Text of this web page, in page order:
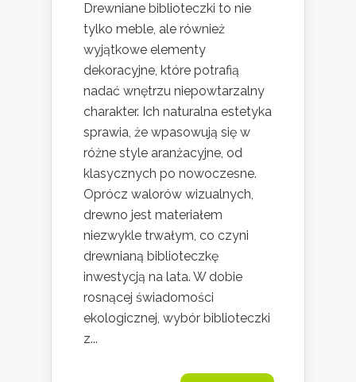
Drewniane biblioteczki to nie
tylko meble, ale również
wyjątkowe elementy
dekoracyjne, które potrafią
nadać wnętrzu niepowtarzalny
charakter. Ich naturalna estetyka
sprawia, że wpasowują się w
różne style aranżacyjne, od
klasycznych po nowoczesne.
Oprócz walorów wizualnych,
drewno jest materiałem
niezwykle trwałym, co czyni
drewnianą biblioteczkę
inwestycją na lata. W dobie
rosnącej świadomości
ekologicznej, wybór biblioteczki
z...